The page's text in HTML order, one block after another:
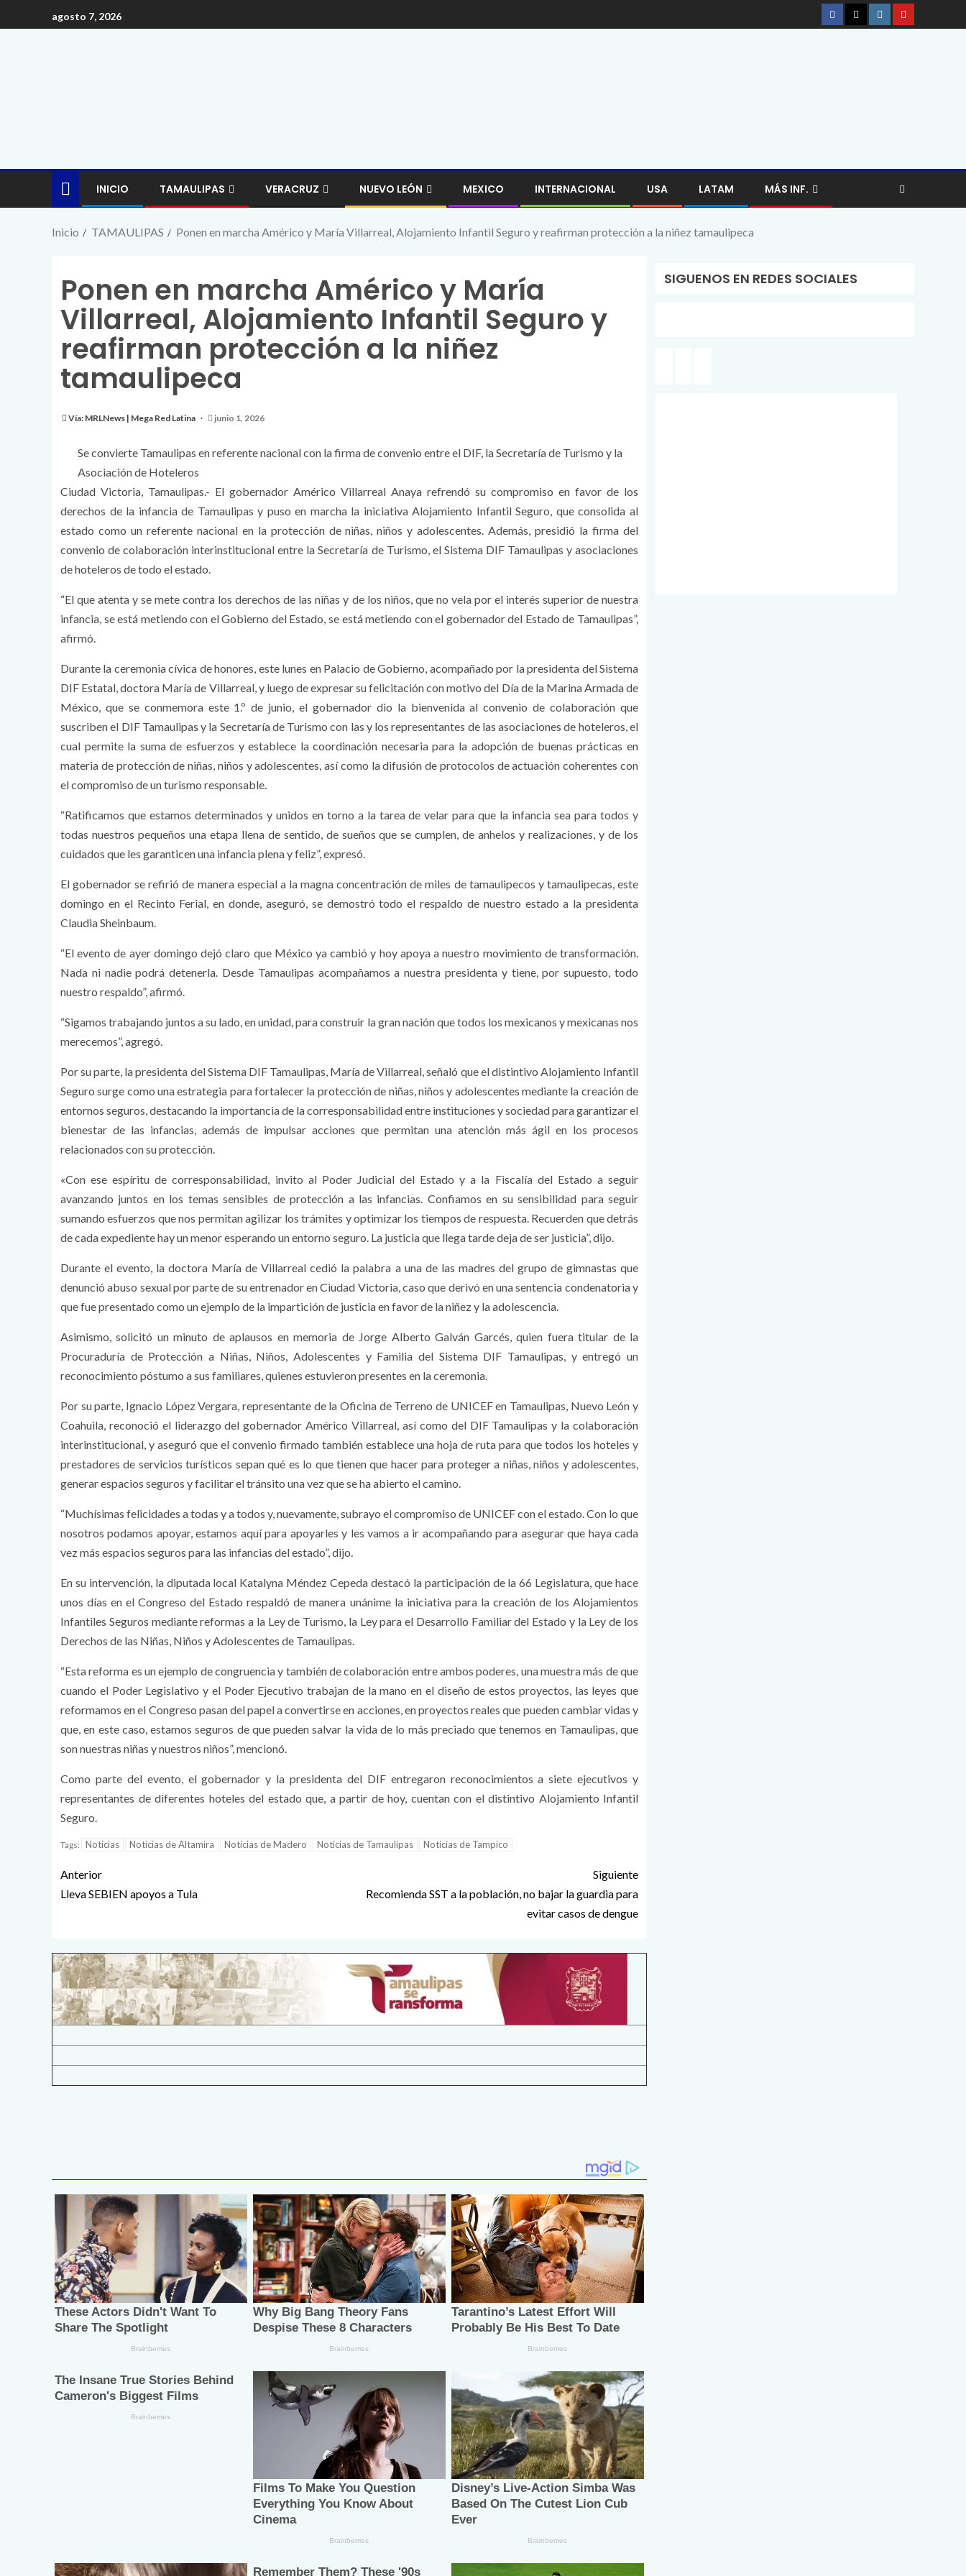
agosto 7, 2026
INICIO TAMAULIPAS VERACRUZ NUEVO LEÓN MEXICO INTERNACIONAL USA LATAM MÁS INF.
Inicio TAMAULIPAS Ponen en marcha Américo y María Villarreal, Alojamiento Infantil Seguro y reafirman protección a la niñez tamaulipeca
Ponen en marcha Américo y María
Villarreal, Alojamiento Infantil Seguro y
reafirman protección a la niñez
tamaulipeca
Vía: MRLNews | Mega Red Latina junio 1, 2026
Se convierte Tamaulipas en referente nacional con la firma de convenio entre el DIF, la Secretaría de Turismo y la
Asociación de Hoteleros
Ciudad Victoria, Tamaulipas.- El gobernador Américo Villarreal Anaya refrendó su compromiso en favor de los
derechos de la infancia de Tamaulipas y puso en marcha la iniciativa Alojamiento Infantil Seguro, que consolida al
estado como un referente nacional en la protección de niñas, niños y adolescentes. Además, presidió la firma del
convenio de colaboración interinstitucional entre la Secretaría de Turismo, el Sistema DIF Tamaulipas y asociaciones
de hoteleros de todo el estado.
“El que atenta y se mete contra los derechos de las niñas y de los niños, que no vela por el interés superior de nuestra
infancia, se está metiendo con el Gobierno del Estado, se está metiendo con el gobernador del Estado de Tamaulipas”,
afirmó.
Durante la ceremonia cívica de honores, este lunes en Palacio de Gobierno, acompañado por la presidenta del Sistema
DIF Estatal, doctora María de Villarreal, y luego de expresar su felicitación con motivo del Día de la Marina Armada de
México, que se conmemora este 1.º de junio, el gobernador dio la bienvenida al convenio de colaboración que
suscriben el DIF Tamaulipas y la Secretaría de Turismo con las y los representantes de las asociaciones de hoteleros, el
cual permite la suma de esfuerzos y establece la coordinación necesaria para la adopción de buenas prácticas en
materia de protección de niñas, niños y adolescentes, así como la difusión de protocolos de actuación coherentes con
el compromiso de un turismo responsable.
“Ratificamos que estamos determinados y unidos en torno a la tarea de velar para que la infancia sea para todos y
todas nuestros pequeños una etapa llena de sentido, de sueños que se cumplen, de anhelos y realizaciones, y de los
cuidados que les garanticen una infancia plena y feliz”, expresó.
El gobernador se refirió de manera especial a la magna concentración de miles de tamaulipecos y tamaulipecas, este
domingo en el Recinto Ferial, en donde, aseguró, se demostró todo el respaldo de nuestro estado a la presidenta
Claudia Sheinbaum.
“El evento de ayer domingo dejó claro que México ya cambió y hoy apoya a nuestro movimiento de transformación.
Nada ni nadie podrá detenerla. Desde Tamaulipas acompañamos a nuestra presidenta y tiene, por supuesto, todo
nuestro respaldo”, afirmó.
“Sigamos trabajando juntos a su lado, en unidad, para construir la gran nación que todos los mexicanos y mexicanas nos
merecemos”, agregó.
Por su parte, la presidenta del Sistema DIF Tamaulipas, María de Villarreal, señaló que el distintivo Alojamiento Infantil
Seguro surge como una estrategia para fortalecer la protección de niñas, niños y adolescentes mediante la creación de
entornos seguros, destacando la importancia de la corresponsabilidad entre instituciones y sociedad para garantizar el
bienestar de las infancias, además de impulsar acciones que permitan una atención más ágil en los procesos
relacionados con su protección.
«Con ese espíritu de corresponsabilidad, invito al Poder Judicial del Estado y a la Fiscalía del Estado a seguir
avanzando juntos en los temas sensibles de protección a las infancias. Confiamos en su sensibilidad para seguir
sumando esfuerzos que nos permitan agilizar los trámites y optimizar los tiempos de respuesta. Recuerden que detrás
de cada expediente hay un menor esperando un entorno seguro. La justicia que llega tarde deja de ser justicia”, dijo.
Durante el evento, la doctora María de Villarreal cedió la palabra a una de las madres del grupo de gimnastas que
denunció abuso sexual por parte de su entrenador en Ciudad Victoria, caso que derivó en una sentencia condenatoria y
que fue presentado como un ejemplo de la impartición de justicia en favor de la niñez y la adolescencia.
Asimismo, solicitó un minuto de aplausos en memoria de Jorge Alberto Galván Garcés, quien fuera titular de la
Procuraduría de Protección a Niñas, Niños, Adolescentes y Familia del Sistema DIF Tamaulipas, y entregó un
reconocimiento póstumo a sus familiares, quienes estuvieron presentes en la ceremonia.
Por su parte, Ignacio López Vergara, representante de la Oficina de Terreno de UNICEF en Tamaulipas, Nuevo León y
Coahuila, reconoció el liderazgo del gobernador Américo Villarreal, así como del DIF Tamaulipas y la colaboración
interinstitucional, y aseguró que el convenio firmado también establece una hoja de ruta para que todos los hoteles y
prestadores de servicios turísticos sepan qué es lo que tienen que hacer para proteger a niñas, niños y adolescentes,
generar espacios seguros y facilitar el tránsito una vez que se ha abierto el camino.
“Muchísimas felicidades a todas y a todos y, nuevamente, subrayo el compromiso de UNICEF con el estado. Con lo que
nosotros podamos apoyar, estamos aquí para apoyarles y les vamos a ir acompañando para asegurar que haya cada
vez más espacios seguros para las infancias del estado”, dijo.
En su intervención, la diputada local Katalyna Méndez Cepeda destacó la participación de la 66 Legislatura, que hace
unos días en el Congreso del Estado respaldó de manera unánime la iniciativa para la creación de los Alojamientos
Infantiles Seguros mediante reformas a la Ley de Turismo, la Ley para el Desarrollo Familiar del Estado y la Ley de los
Derechos de las Niñas, Niños y Adolescentes de Tamaulipas.
“Esta reforma es un ejemplo de congruencia y también de colaboración entre ambos poderes, una muestra más de que
cuando el Poder Legislativo y el Poder Ejecutivo trabajan de la mano en el diseño de estos proyectos, las leyes que
reformamos en el Congreso pasan del papel a convertirse en acciones, en proyectos reales que pueden cambiar vidas y
que, en este caso, estamos seguros de que pueden salvar la vida de lo más preciado que tenemos en Tamaulipas, que
son nuestras niñas y nuestros niños”, mencionó.
Como parte del evento, el gobernador y la presidenta del DIF entregaron reconocimientos a siete ejecutivos y
representantes de diferentes hoteles del estado que, a partir de hoy, cuentan con el distintivo Alojamiento Infantil
Seguro.
Tags: Noticias Noticias de Altamira Noticias de Madero Noticias de Tamaulipas Noticias de Tampico
Anterior
Lleva SEBIEN apoyos a Tula
Siguiente
Recomienda SST a la población, no bajar la guardia para
evitar casos de dengue
SIGUENOS EN REDES SOCIALES